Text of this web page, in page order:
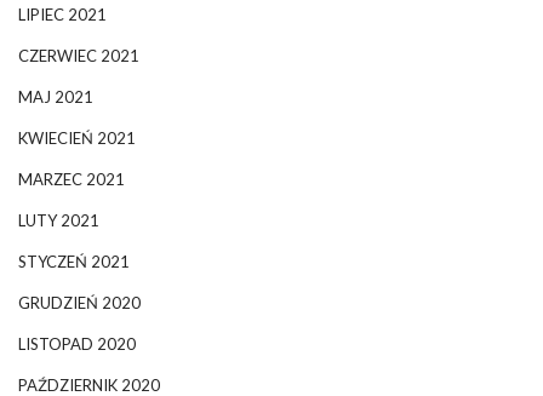
LIPIEC 2021
CZERWIEC 2021
MAJ 2021
KWIECIEŃ 2021
MARZEC 2021
LUTY 2021
STYCZEŃ 2021
GRUDZIEŃ 2020
LISTOPAD 2020
PAŹDZIERNIK 2020